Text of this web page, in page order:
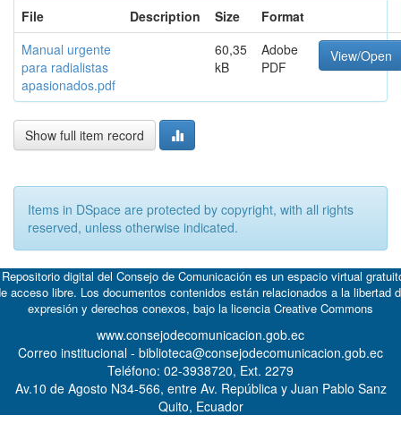
File
Description Size
Format
Manual urgente
para radialistas
apasionados.pdf
60,35
kB
Adobe
PDF
View/Open
Show full item record
Items in DSpace are protected by copyright, with all rights
reserved, unless otherwise indicated.
digital del Consejo de Comunicación es un espacio virtual
acceso libre. Los documentos contenidos están relacionados a la libertad
expresión y derechos conexos, bajo la licencia Creative Commons
www.consejodecomunicacion.gob.ec
Correo institucional - biblioteca@consejodecomunicacion.gob.ec
Teléfono: 02-3938720, Ext. 2279
Av.10 de Agosto N34-566, entre Av. República y Juan Pablo Sanz
Quito, Ecuador